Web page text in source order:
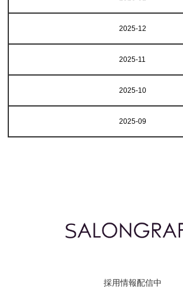
2025-12
2025-11
2025-10
2025-09
採用情報配信中